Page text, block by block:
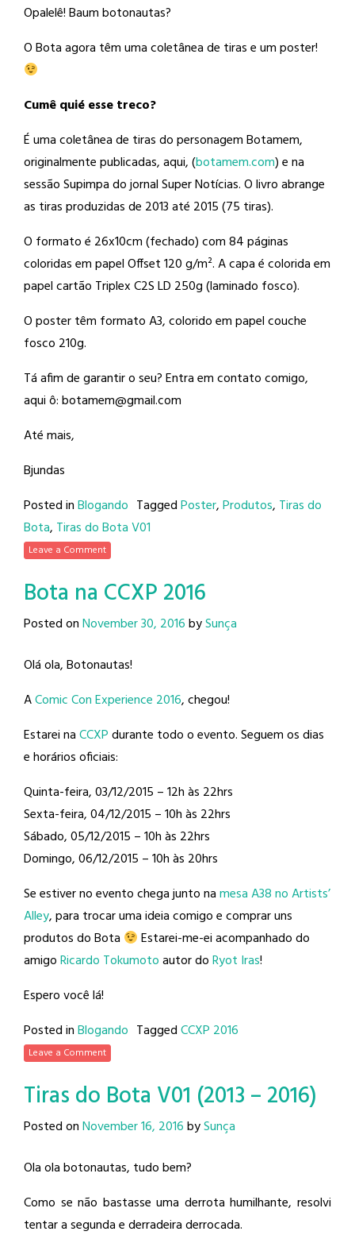
Opalelê! Baum botonautas?
O Bota agora têm uma coletânea de tiras e um poster!
Cumê quié esse treco?
É uma coletânea de tiras do personagem Botamem,
originalmente publicadas, aqui, (botamem.com) e na
sessão Supimpa do jornal Super Notícias. O livro abrange
as tiras produzidas de 2013 até 2015 (75 tiras).
O formato é 26x10cm (fechado) com 84 páginas
coloridas em papel Offset 120 g/m². A capa é colorida em
papel cartão Triplex C2S LD 250g (laminado fosco).
O poster têm formato A3, colorido em papel couche
fosco 210g.
Tá afim de garantir o seu? Entra em contato comigo,
aqui ô: botamem@gmail.com
Até mais,
Bjundas
Posted inBlogando TaggedPoster,Produtos, Tiras do
Bota, Tiras do Bota V01
Leave a Comment
Bota na CCXP 2016
Posted onNovember 30, 2016bySunça
Olá ola, Botonautas!
AComic Con Experience 2016, chegou!
Estarei naCCXPdurante todo o evento. Seguem os dias
e horários oficiais:
Quinta-feira, 03/12/2015 – 12h às 22hrs
Sexta-feira, 04/12/2015 – 10h às 22hrs
Sábado, 05/12/2015 – 10h às 22hrs
Domingo, 06/12/2015 – 10h às 20hrs
Se estiver no evento chega junto namesa A38 no Artists’
Alley, para trocar uma ideia comigo e comprar uns
produtos do Bota
Estarei-me-ei acompanhado do
amigoRicardo Tokumotoautor doRyot Iras!
Espero você lá!
Posted inBlogando TaggedCCXP 2016
Leave a Comment
Tiras do Bota V01 (2013 – 2016)
Posted onNovember 16, 2016bySunça
Ola ola botonautas, tudo bem?
Como se não bastasse uma derrota humilhante, resolvi
tentar a segunda e derradeira derrocada.